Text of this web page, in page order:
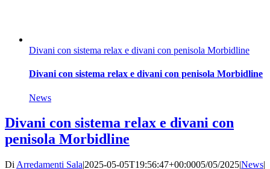
Divani con sistema relax e divani con penisola Morbidline
Divani con sistema relax e divani con penisola Morbidline
News
Divani con sistema relax e divani con
penisola Morbidline
Di Arredamenti Sala|2025-05-05T19:56:47+00:0005/05/2025|News|